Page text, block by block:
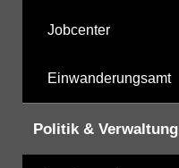
Jobcenter
Einwanderungsamt
Politik & Verwaltung